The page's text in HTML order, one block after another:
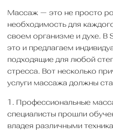
Массаж — это не просто
необходимость для
своем организме и духе.
это и предлагаем
подходящие для любой
стресса. Вот несколько
услуги массажа должны
1. Профессиональные
специалисты прошли
владея различными